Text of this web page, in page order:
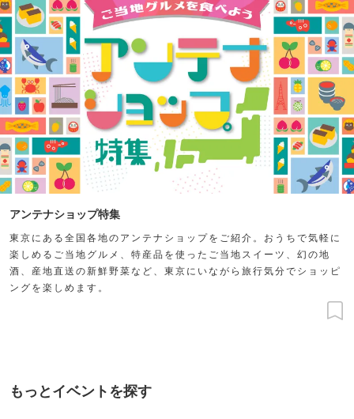
アンテナショップ特集
東京にある全国各地のアンテナショップをご紹介。おうちで気軽に
楽しめるご当地グルメ、特産品を使ったご当地スイーツ、幻の地
酒、産地直送の新鮮野菜など、東京にいながら旅行気分でショッピ
ングを楽しめます。
もっとイベントを探す